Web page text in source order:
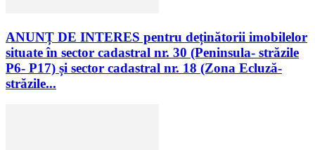
ANUNȚ DE INTERES pentru deținătorii imobilelor
situate în sector cadastral nr. 30 (Peninsula- străzile
P6- P17) și sector cadastral nr. 18 (Zona Ecluză-
străzile...